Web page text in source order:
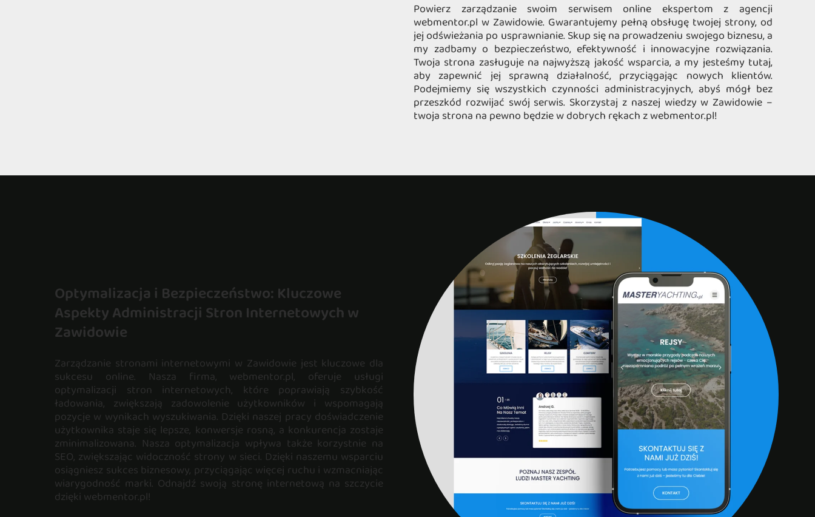
Powierz zarządzanie swoim serwisem online ekspertom z agencji
webmentor.pl w Zawidowie. Gwarantujemy pełną obsługę twojej strony, od
jej odświeżania po usprawnianie. Skup się na prowadzeniu swojego biznesu, a
my zadbamy o bezpieczeństwo, efektywność i innowacyjne rozwiązania.
Twoja strona zasługuje na najwyższą jakość wsparcia, a my jesteśmy tutaj,
aby zapewnić jej sprawną działalność, przyciągając nowych klientów.
Podejmiemy się wszystkich czynności administracyjnych, abyś mógł bez
przeszkód rozwijać swój serwis. Skorzystaj z naszej wiedzy w Zawidowie –
twoja strona na pewno będzie w dobrych rękach z webmentor.pl!
Optymalizacja i Bezpieczeństwo: Kluczowe
Aspekty Administracji Stron Internetowych w
Zawidowie
Zarządzanie stronami internetowymi w Zawidowie jest kluczowe dla
sukcesu online. Nasza firma, webmentor.pl, oferuje usługi
optymalizacji stron internetowych, które poprawiają szybkość
ładowania, zwiększają zadowolenie użytkowników i wspomagają
pozycje w wynikach wyszukiwania. Dzięki naszej pracy doświadczenie
użytkownika staje się lepsze, konwersje rosną, a konkurencja zostaje
zminimalizowana. Nasza optymalizacja wpływa także korzystnie na
SEO, zwiększając widoczność strony w sieci. Dzięki naszemu wsparciu
osiągniesz sukces biznesowy, przyciągając więcej ruchu i wzmacniając
wiarygodność marki. Odnajdź swoją stronę internetową na szczycie
dzięki webmentor.pl!